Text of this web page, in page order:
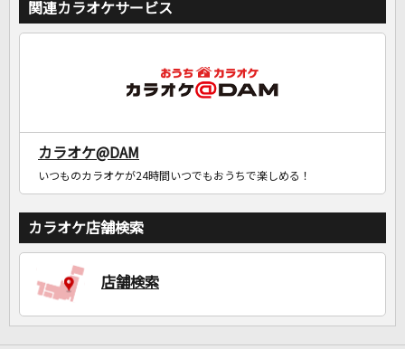
関連カラオケサービス
カラオケ@DAM
いつものカラオケが24時間いつでもおうちで楽しめる！
カラオケ店舗検索
店舗検索